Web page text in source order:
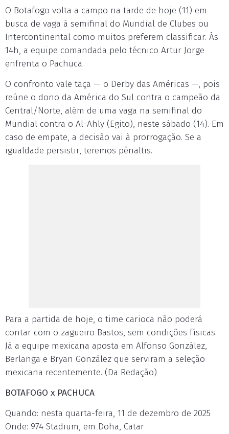
O Botafogo volta a campo na tarde de hoje (11) em
busca de vaga à semifinal do Mundial de Clubes ou
Intercontinental como muitos preferem classificar. Às
14h, a equipe comandada pelo técnico Artur Jorge
enfrenta o Pachuca.
O confronto vale taça — o Derby das Américas —, pois
reúne o dono da América do Sul contra o campeão da
Central/Norte, além de uma vaga na semifinal do
Mundial contra o Al-Ahly (Egito), neste sábado (14). Em
caso de empate, a decisão vai à prorrogação. Se a
igualdade persistir, teremos pênaltis.
Para a partida de hoje, o time carioca não poderá
contar com o zagueiro Bastos, sem condições físicas.
Já a equipe mexicana aposta em Alfonso González,
Berlanga e Bryan González que serviram a seleção
mexicana recentemente. (Da Redação)
BOTAFOGO x PACHUCA
Quando: nesta quarta-feira, 11 de dezembro de 2025
Onde: 974 Stadium, em Doha, Catar